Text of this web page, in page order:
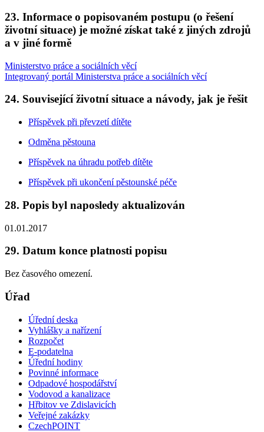
23. Informace o popisovaném postupu (o řešení
životní situace) je možné získat také z jiných zdrojů
a v jiné formě
Ministerstvo práce a sociálních věcí
Integrovaný portál Ministerstva práce a sociálních věcí
24. Související životní situace a návody, jak je řešit
Příspěvek při převzetí dítěte
Odměna pěstouna
Příspěvek na úhradu potřeb dítěte
Příspěvek při ukončení pěstounské péče
28. Popis byl naposledy aktualizován
01.01.2017
29. Datum konce platnosti popisu
Bez časového omezení.
Úřad
Úřední deska
Vyhlášky a nařízení
Rozpočet
E-podatelna
Úřední hodiny
Povinné informace
Odpadové hospodářství
Vodovod a kanalizace
Hřbitov ve Zdislavicích
Veřejné zakázky
CzechPOINT